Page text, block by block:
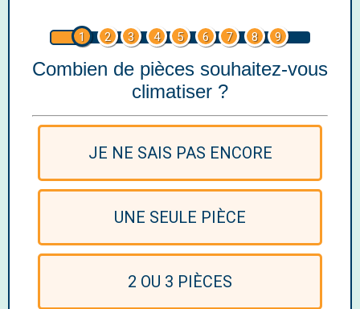
1 2 3 4 5 6 7 8 9
Combien de pièces souhaitez-vous
climatiser ?
JE NE SAIS PAS ENCORE
UNE SEULE PIÈCE
2 OU 3 PIÈCES